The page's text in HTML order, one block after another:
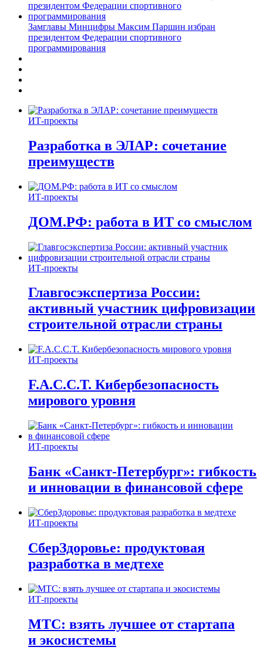
Замглавы Минцифры Максим Паршин избран
президентом Федерации спортивного
программирования
ИТ-проекты
Разработка в ЭЛАР: сочетание
преимуществ
ИТ-проекты
ДОМ.РФ: работа в ИТ со смыслом
ИТ-проекты
Главгосэкспертиза России:
активный участник цифровизации
строительной отрасли страны
ИТ-проекты
F.A.C.C.T. Кибербезопасность
мирового уровня
ИТ-проекты
Банк «Санкт-Петербург»: гибкость
и инновации в финансовой сфере
ИТ-проекты
СберЗдоровье: продуктовая
разработка в медтехе
ИТ-проекты
МТС: взять лучшее от стартапа
и экосистемы